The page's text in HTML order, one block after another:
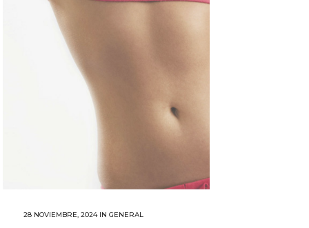
28 NOVIEMBRE, 2024INGENERAL